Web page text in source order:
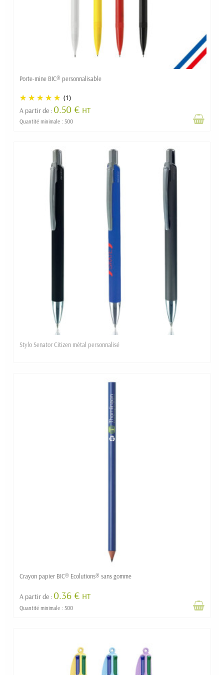
Porte-mine BIC® personnalisable
(1)
A partir de : 0.50 € HT
Quantité minimale : 500
Stylo Senator Citizen métal personnalisé
Crayon papier BIC® Ecolutions® sans gomme
A partir de : 0.36 € HT
Quantité minimale : 500